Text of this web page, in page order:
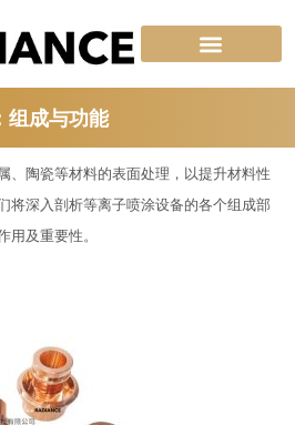
组成与功能
、陶瓷等材料的表面处理，以提升材料性
将深入剖析等离子喷涂设备的各个组成部
用及重要性。